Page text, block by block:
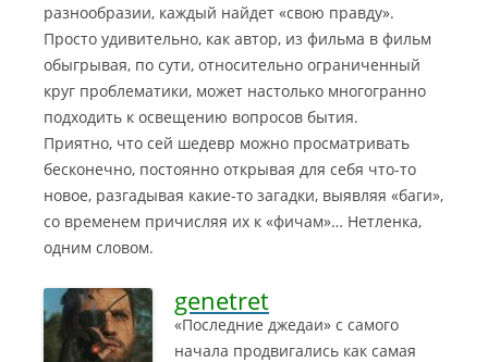
разнообразии, каждый найдет «свою правду».
Просто удивительно, как автор, из фильма в фильм
обыгрывая, по сути, относительно ограниченный
круг проблематики, может настолько многогранно
подходить к освещению вопросов бытия.
Приятно, что сей шедевр можно просматривать
бесконечно, постоянно открывая для себя что-то
новое, разгадывая какие-то загадки, выявляя «баги»,
со временем причисляя их к «фичам»… Нетленка,
одним словом.
genetret
«Последние джедаи» с самого
начала продвигались как самая